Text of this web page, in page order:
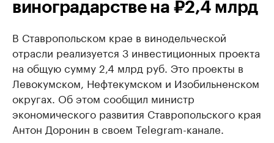
виноградарстве на ₽2,4 млрд
В Ставропольском крае в винодельческой
отрасли реализуется 3 инвестиционных проекта
на общую сумму 2,4 млрд руб. Это проекты в
Левокумском, Нефтекумском и Изобильненском
округах. Об этом сообщил министр
экономического развития Ставропольского края
Антон Доронин в своем Telegram-канале.